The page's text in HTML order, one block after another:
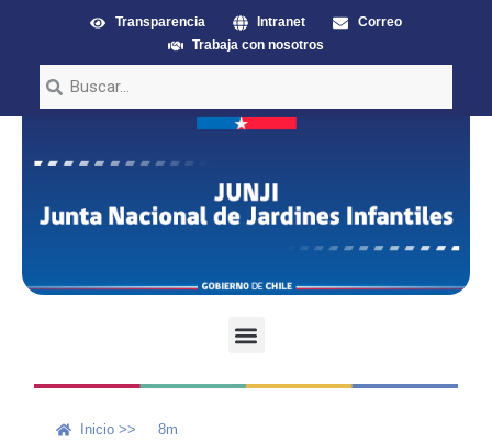
Transparencia Intranet
Correo
Trabaja con nosotros
Inicio >> 8m